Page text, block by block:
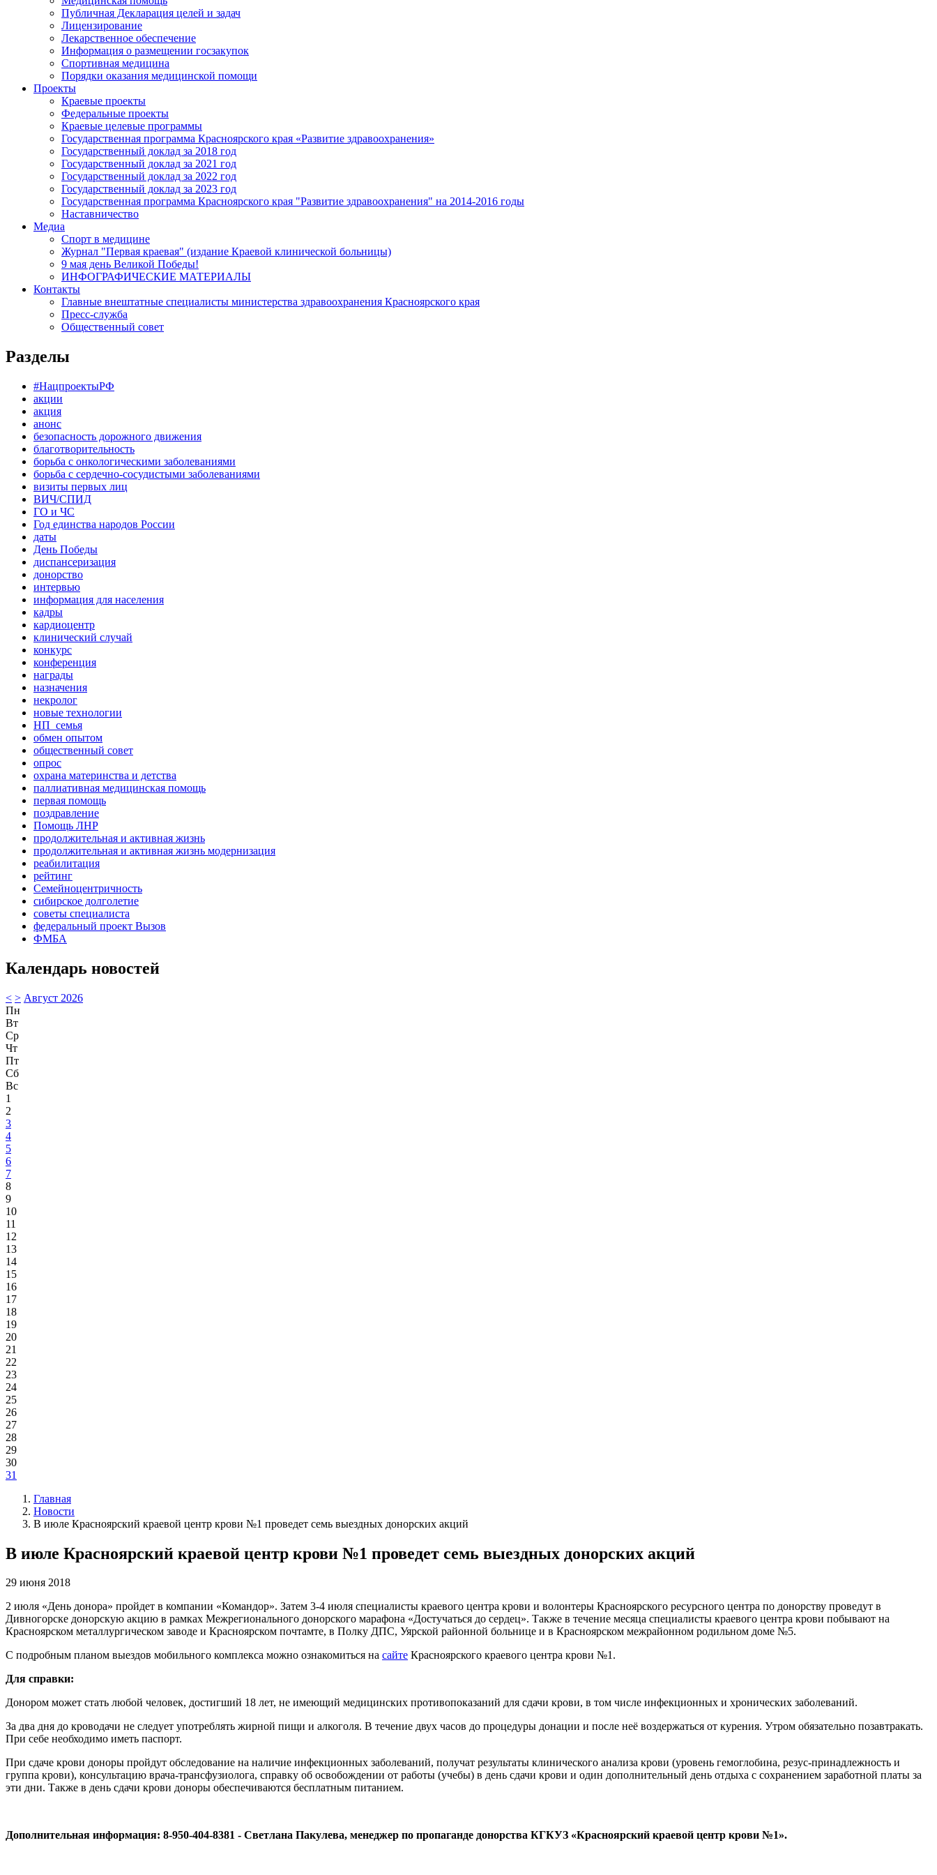
Публичная Декларация целей и задач
Лицензирование
Лекарственное обеспечение
Информация о размещении госзакупок
Спортивная медицина
Порядки оказания медицинской помощи
Проекты
Краевые проекты
Федеральные проекты
Краевые целевые программы
Государственная программа Красноярского края «Развитие здравоохранения»
Государственный доклад за 2018 год
Государственный доклад за 2021 год
Государственный доклад за 2022 год
Государственный доклад за 2023 год
Государственная программа Красноярского края "Развитие здравоохранения" на 2014-2016 годы
Наставничество
Медиа
Спорт в медицине
Журнал "Первая краевая" (издание Краевой клинической больницы)
9 мая день Великой Победы!
ИНФОГРАФИЧЕСКИЕ МАТЕРИАЛЫ
Контакты
Главные внештатные специалисты министерства здравоохранения Красноярского края
Пресс-служба
Общественный совет
Разделы
#НацпроектыРФ
акции
акция
анонс
безопасность дорожного движения
благотворительность
борьба с онкологическими заболеваниями
борьба с сердечно-сосудистыми заболеваниями
визиты первых лиц
ВИЧ/СПИД
ГО и ЧС
Год единства народов России
даты
День Победы
диспансеризация
донорство
интервью
информация для населения
кадры
кардиоцентр
клинический случай
конкурс
конференция
награды
назначения
некролог
новые технологии
НП_семья
обмен опытом
общественный совет
опрос
охрана материнства и детства
паллиативная медицинская помощь
первая помощь
поздравление
Помощь ЛНР
продолжительная и активная жизнь
продолжительная и активная жизнь модернизация
реабилитация
рейтинг
Семейноцентричность
сибирское долголетие
советы специалиста
федеральный проект Вызов
ФМБА
Календарь новостей
< > Август 2026
Пн
Вт
Ср
Чт
Пт
Сб
Вс
1
2
3
4
5
6
7
8
9
10
11
12
13
14
15
16
17
18
19
20
21
22
23
24
25
26
27
28
29
30
31
Главная
Новости
В июле Красноярский краевой центр крови №1 проведет семь выездных донорских акций
В июле Красноярский краевой центр крови №1 проведет семь выездных донорских акций
29 июня 2018
2 июля «День донора» пройдет в компании «Командор». Затем 3-4 июля специалисты краевого центра крови и волонтеры Красноярского ресурсного центра по донорству проведут в
Дивногорске донорскую акцию в рамках Межрегионального донорского марафона «Достучаться до сердец». Также в течение месяца специалисты краевого центра крови побывают на
Красноярском металлургическом заводе и Красноярском почтамте, в Полку ДПС, Уярской районной больнице и в Красноярском межрайонном родильном доме №5.
С подробным планом выездов мобильного комплекса можно ознакомиться на сайте Красноярского краевого центра крови №1.
Для справки:
Донором может стать любой человек, достигший 18 лет, не имеющий медицинских противопоказаний для сдачи крови, в том числе инфекционных и хронических заболеваний.
За два дня до кроводачи не следует употреблять жирной пищи и алкоголя. В течение двух часов до процедуры донации и после неё воздержаться от курения. Утром обязательно позавтракать.
При себе необходимо иметь паспорт.
При сдаче крови доноры пройдут обследование на наличие инфекционных заболеваний, получат результаты клинического анализа крови (уровень гемоглобина, резус-принадлежность и
группа крови), консультацию врача-трансфузиолога, справку об освобождении от работы (учебы) в день сдачи крови и один дополнительный день отдыха с сохранением заработной платы за
эти дни. Также в день сдачи крови доноры обеспечиваются бесплатным питанием.
Дополнительная информация: 8-950-404-8381 - Светлана Пакулева, менеджер по пропаганде донорства КГКУЗ «Красноярский краевой центр крови №1».